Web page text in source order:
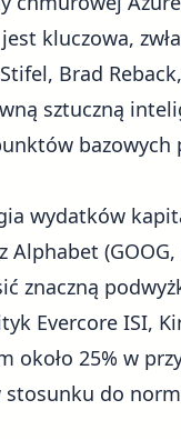
kluczowa,
Brad
sztuczną
wydatków
Alphabet (GOOG,
znaczną
Evercore ISI,
około 25% w
do